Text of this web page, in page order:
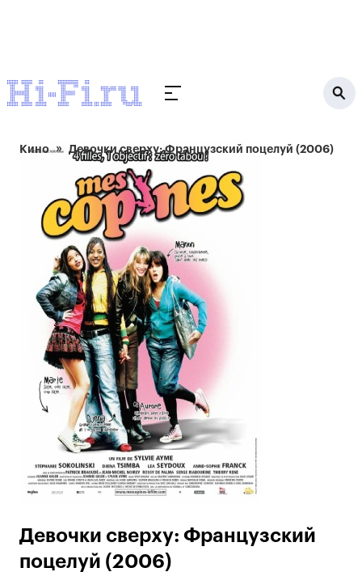
Кино Девочки сверху: Французский поцелуй (2006)
Девочки сверху: Французский
поцелуй (2006)